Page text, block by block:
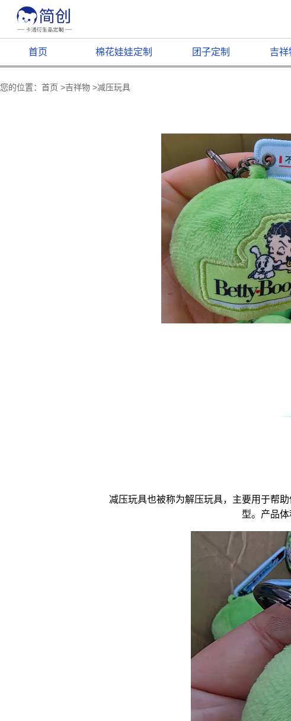
首页 棉花娃娃定制 团子定制 吉祥
您的位置： 首页 >吉祥物 >减压玩具
减压玩具也被称为解压玩具，主要用于帮
型。产品